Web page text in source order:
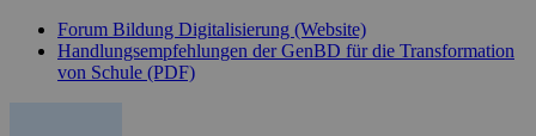
Forum Bildung Digitalisierung (Website)
Handlungsempfehlungen der GenBD für die Transformation
von Schule (PDF)